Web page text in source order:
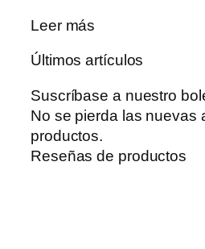
Leer más
Últimos artículos
Suscríbase a nuestro
No se pierda las nuevas
productos.
Reseñas de productos